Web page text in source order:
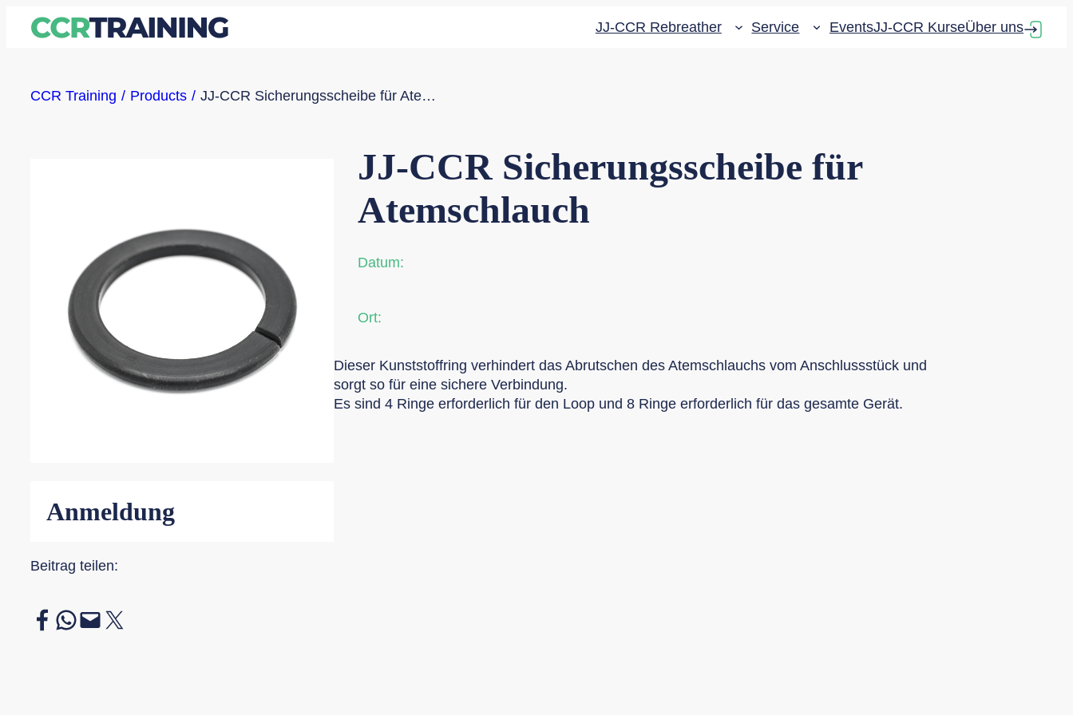
Inhalt
JJ-CCR Rebreather Service EventsJJ-CCR KurseÜber uns
CCR Training Products JJ-CCR Sicherungsscheibe für Atemschlauch
Anmeldung
Beitrag teilen:
Auf Facebook teilen Auf WhatsApp teilen Diese Seite per E-Mail teilen Auf X teilen
JJ-CCR Sicherungsscheibe für
Atemschlauch
Datum:
Ort:
Dieser Kunststoffring verhindert das Abrutschen des Atemschlauchs vom Anschlussstück und
sorgt so für eine sichere Verbindung.
Es sind 4 Ringe erforderlich für den Loop und 8 Ringe erforderlich für das gesamte Gerät.